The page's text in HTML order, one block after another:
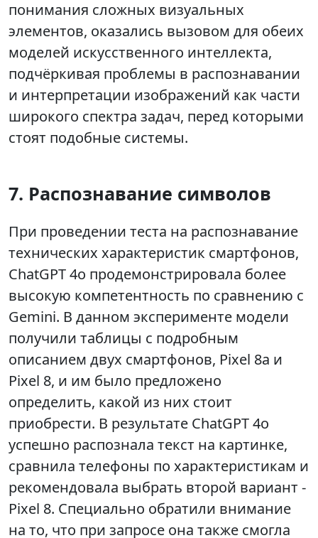
понимания сложных визуальных
элементов, оказались вызовом для обеих
моделей искусственного интеллекта,
подчёркивая проблемы в распознавании
и интерпретации изображений как части
широкого спектра задач, перед которыми
стоят подобные системы.
7. Распознавание символов
При проведении теста на распознавание
технических характеристик смартфонов,
ChatGPT 4o продемонстрировала более
высокую компетентность по сравнению с
Gemini. В данном эксперименте модели
получили таблицы с подробным
описанием двух смартфонов, Pixel 8a и
Pixel 8, и им было предложено
определить, какой из них стоит
приобрести. В результате ChatGPT 4o
успешно распознала текст на картинке,
сравнила телефоны по характеристикам и
рекомендовала выбрать второй вариант -
Pixel 8. Специально обратили внимание
на то, что при запросе она также смогла